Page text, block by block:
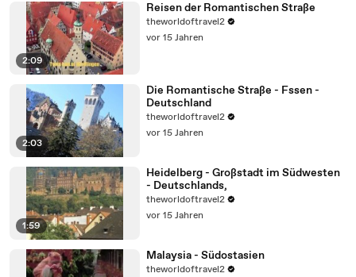
2:09
Reisen der Romantischen Straße
theworldoftravel2
vor 15 Jahren
2:03
Die Romantische Straße - Fssen -
Deutschland
theworldoftravel2
vor 15 Jahren
1:59
Heidelberg - Großstadt im Südwesten
- Deutschlands,
theworldoftravel2
vor 15 Jahren
Malaysia - Südostasien
theworldoftravel2